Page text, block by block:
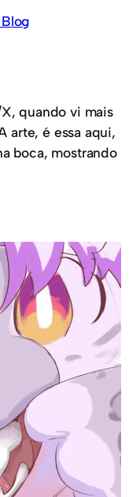
quando vi mais
arte, é essa aqui,
boca, mostrando